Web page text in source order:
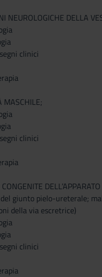
NEUROLOGICHE DELLA
clinici
MASCHILE;
clinici
giunto pielo-ureterale;
della via escretrice)
clinici